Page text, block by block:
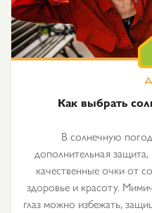
Как выбрать
В солнечную
дополнительная
качественные очки от
здоровье и красоту.
глаз можно избежать,